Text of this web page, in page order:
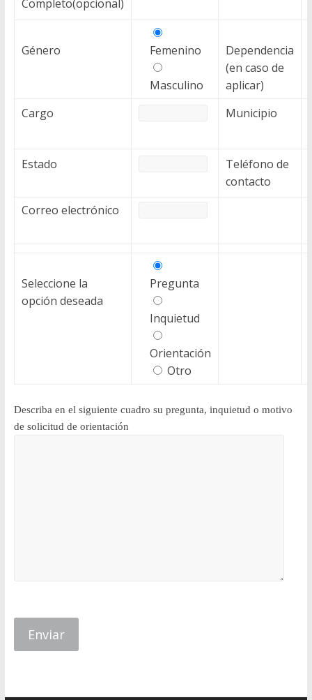
y
Desarrollo
Tecnológico
COVEICYDET
Completo(opcional)
Género Femenino
Masculino
Dependencia
(en caso de
aplicar)
Cargo
Municipio
Estado
Teléfono de
contacto
Correo electrónico
Seleccione la
opción deseada
Pregunta
Inquietud
Orientación
Otro
Describa en el siguiente cuadro su pregunta, inquietud o motivo
de solicitud de orientación